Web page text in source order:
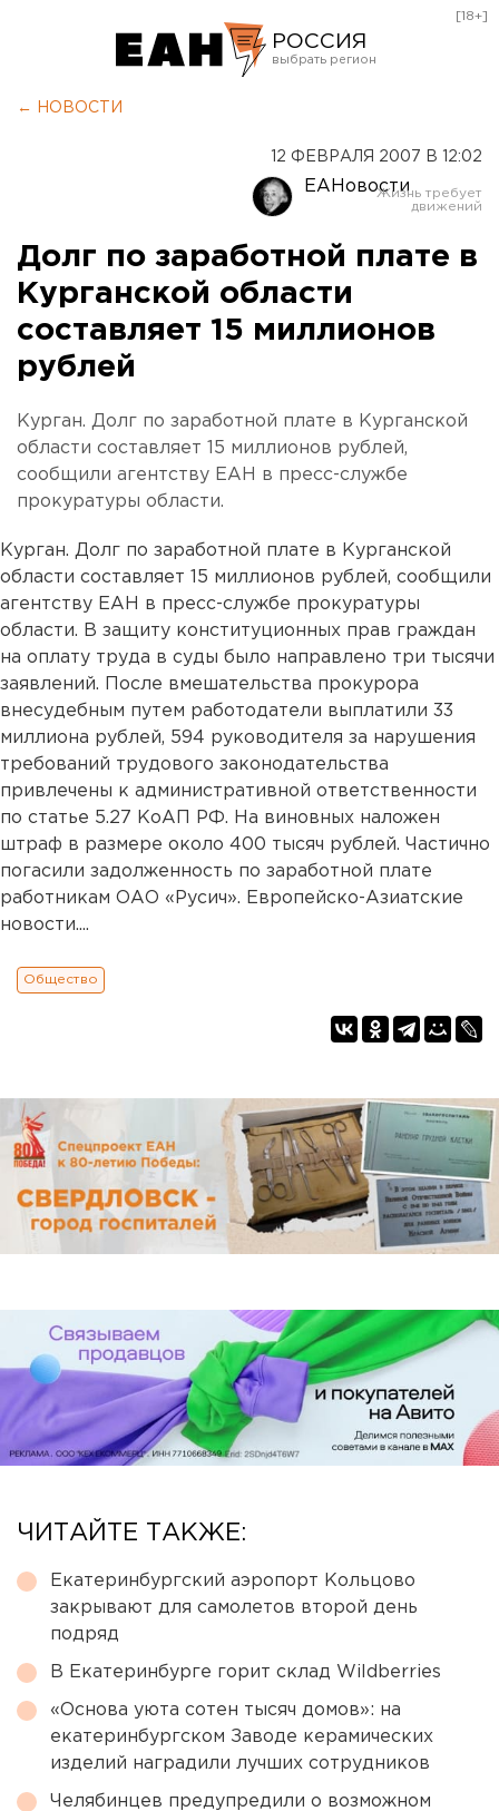
РОССИЯ
Оренбург
[18+]
← НОВОСТИ
12 ФЕВРАЛЯ 2007 В 12:02
ЕАНовости
Долг по заработной плате в
Курганской области
составляет 15 миллионов
рублей
Курган. Долг по заработной плате в Курганской
области составляет 15 миллионов рублей,
сообщили агентству ЕАН в пресс-службе
прокуратуры области.
Курган. Долг по заработной плате в Курганской
области составляет 15 миллионов рублей, сообщили
агентству ЕАН в пресс-службе прокуратуры
области. В защиту конституционных прав граждан
на оплату труда в суды было направлено три тысячи
заявлений. После вмешательства прокурора
внесудебным путем работодатели выплатили 33
миллиона рублей, 594 руководителя за нарушения
требований трудового законодательства
привлечены к административной ответственности
по статье 5.27 КоАП РФ. На виновных наложен
штраф в размере около 400 тысяч рублей. Частично
погасили задолженность по заработной плате
работникам ОАО «Русич». Европейско-Азиатские
новости....
Общество
ЧИТАЙТЕ ТАКЖЕ:
Екатеринбургский аэропорт Кольцово
закрывают для самолетов второй день
подряд
В Екатеринбурге горит склад Wildberries
«Основа уюта сотен тысяч домов»: на
екатеринбургском Заводе керамических
изделий наградили лучших сотрудников
Челябинцев предупредили о возможном